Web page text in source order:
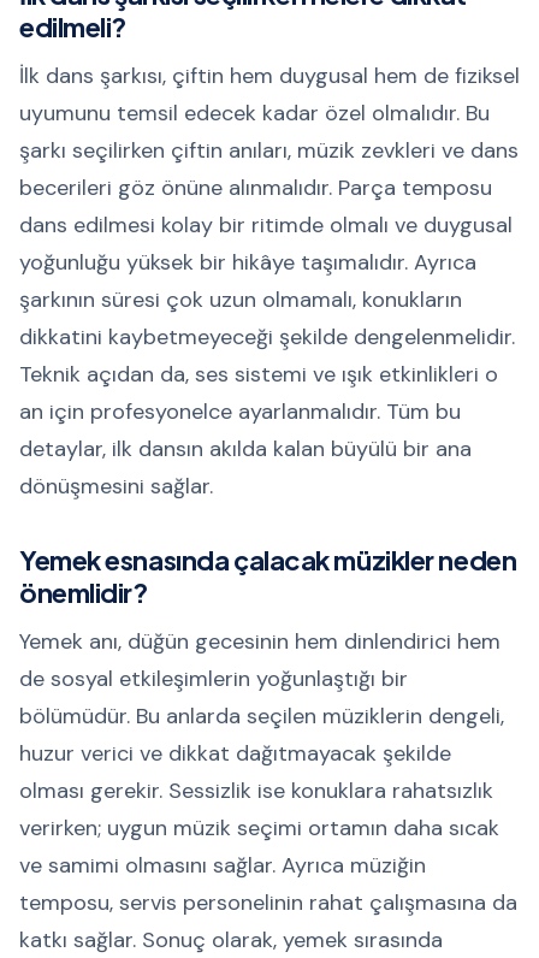
edilmeli?
İlk dans şarkısı, çiftin hem duygusal hem de fiziksel
uyumunu temsil edecek kadar özel olmalıdır. Bu
şarkı seçilirken çiftin anıları, müzik zevkleri ve dans
becerileri göz önüne alınmalıdır. Parça temposu
dans edilmesi kolay bir ritimde olmalı ve duygusal
yoğunluğu yüksek bir hikâye taşımalıdır. Ayrıca
şarkının süresi çok uzun olmamalı, konukların
dikkatini kaybetmeyeceği şekilde dengelenmelidir.
Teknik açıdan da, ses sistemi ve ışık etkinlikleri o
an için profesyonelce ayarlanmalıdır. Tüm bu
detaylar, ilk dansın akılda kalan büyülü bir ana
dönüşmesini sağlar.
Yemek esnasında çalacak müzikler neden
önemlidir?
Yemek anı, düğün gecesinin hem dinlendirici hem
de sosyal etkileşimlerin yoğunlaştığı bir
bölümüdür. Bu anlarda seçilen müziklerin dengeli,
huzur verici ve dikkat dağıtmayacak şekilde
olması gerekir. Sessizlik ise konuklara rahatsızlık
verirken; uygun müzik seçimi ortamın daha sıcak
ve samimi olmasını sağlar. Ayrıca müziğin
temposu, servis personelinin rahat çalışmasına da
katkı sağlar. Sonuç olarak, yemek sırasında